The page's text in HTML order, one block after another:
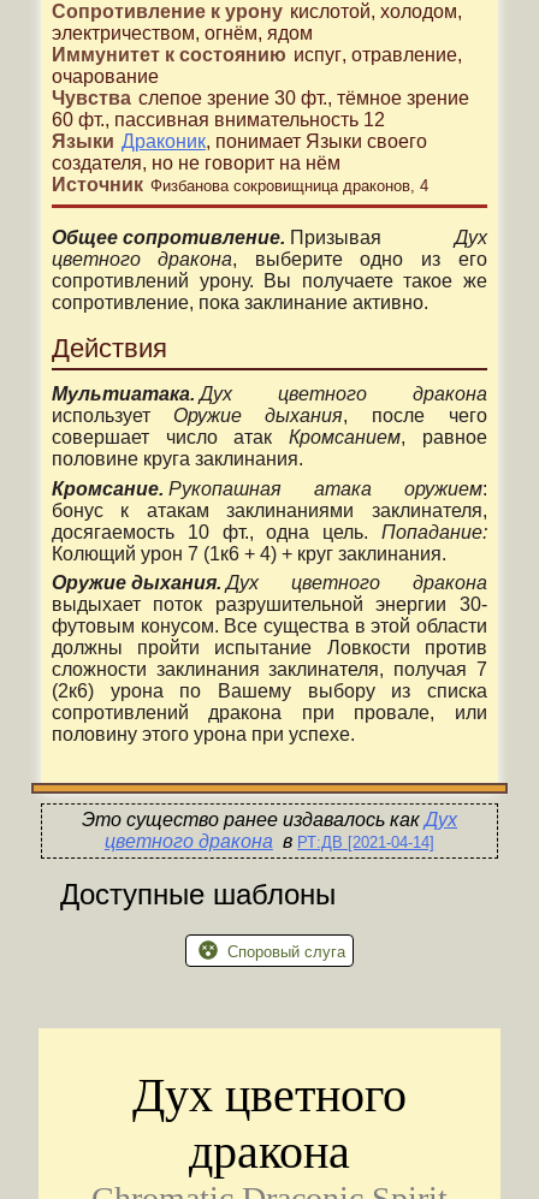
Сопротивление к урону кислотой, холодом,
электричеством, огнём, ядом
Иммунитет к состоянию испуг отравление
очарование
Чувства слепое зрение 30 фт., тёмное зрение
60 фт., пассивная внимательность 12
Языки Драконик, понимает Языки своего
создателя, но не говорит на нём
Источник Физбанова сокровищница драконов, 4
Общее сопротивление. ПризываяДух
цветного дракона, выберите одно из его
сопротивлений урону. Вы получаете такое же
сопротивление, пока заклинание активно.
Действия
Мультиатака.Дух цветного дракона
использует Оружие дыхания, после чего
совершает число атак Кромсанием, равное
половине круга заклинания.
Кромсание. Рукопашная атака оружием:
бонус к атакам заклинаниями заклинателя,
досягаемость 10 фт., одна цель. Попадание:
Колющий урон 7 (1к6 + 4) + круг заклинания.
Оружие дыхания.Дух цветного дракона
выдыхает поток разрушительной энергии 30-
футовым конусом. Все существа в этой области
должны пройти испытание Ловкости против
сложности заклинания заклинателя, получая 7
(2к6) урона по Вашему выбору из списка
сопротивлений дракона при провале, или
половину этого урона при успехе.
Это существо ранее издавалось какДух
цветного дракона в РТ:ДВ [2021-04-14]
Доступные шаблоны
Споровый слуга
Дух цветного
дракона